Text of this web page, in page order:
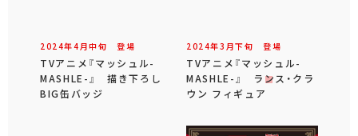
2024年4 月中旬 登場
TVアニメ『マッシュル-
MASHLE-』 描き下ろし
BIG缶バッジ
2024年3 月下旬 登場
TVアニメ『マッシュル-
MASHLE-』 ランス・クラ
ウン フィギュア